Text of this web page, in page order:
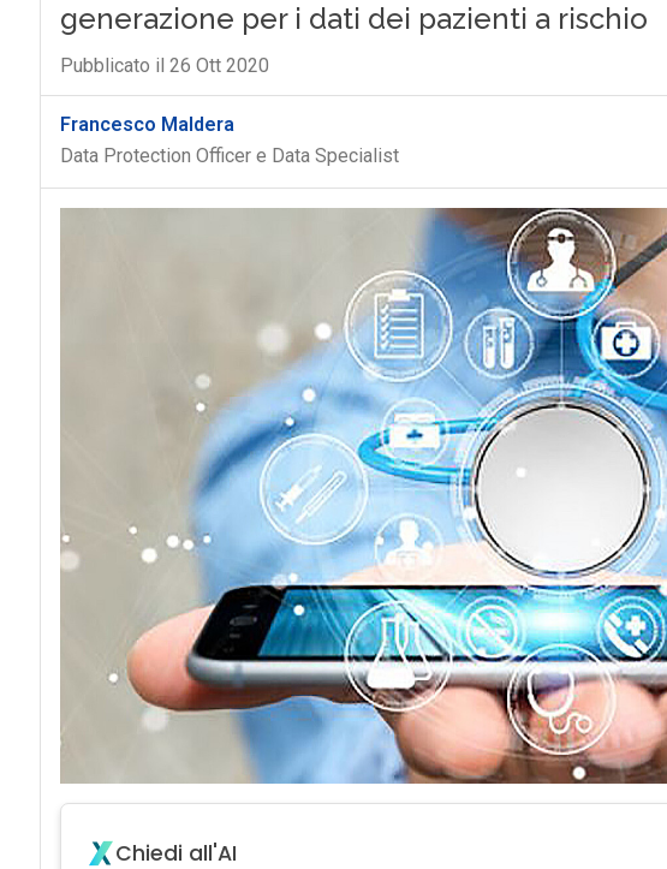
generazione per i dati dei pazienti a rischio
Pubblicato il 26 Ott 2020
Francesco Maldera
Data Protection Officer e Data Specialist
Chiedi all'AI